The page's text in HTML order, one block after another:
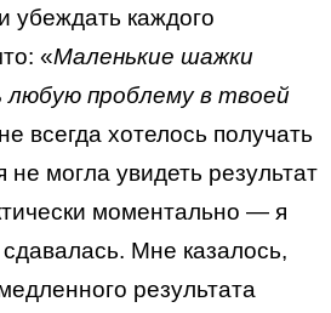
убеждать каждого
«Маленькие шажки
проблему в твоей
всегда хотелось получать
не могла увидеть результат
моментально — я
Мне казалось,
результата